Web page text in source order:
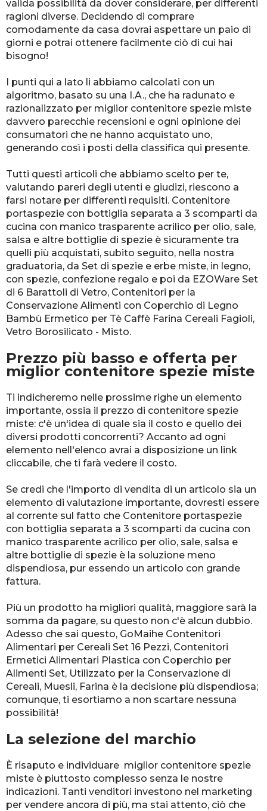
valida possibilità da dover considerare, per differenti
ragioni diverse. Decidendo di comprare
comodamente da casa dovrai aspettare un paio di
giorni e potrai ottenere facilmente ciò di cui hai
bisogno!
I punti qui a lato li abbiamo calcolati con un
algoritmo, basato su una I.A., che ha radunato e
razionalizzato per miglior contenitore spezie miste
davvero parecchie recensioni e ogni opinione dei
consumatori che ne hanno acquistato uno,
generando così i posti della classifica qui presente.
Tutti questi articoli che abbiamo scelto per te,
valutando pareri degli utenti e giudizi, riescono a
farsi notare per differenti requisiti. Contenitore
portaspezie con bottiglia separata a 3 scomparti da
cucina con manico trasparente acrilico per olio, sale,
salsa e altre bottiglie di spezie è sicuramente tra
quelli più acquistati, subito seguito, nella nostra
graduatoria, da Set di spezie e erbe miste, in legno,
con spezie, confezione regalo e poi da EZOWare Set
di 6 Barattoli di Vetro, Contenitori per la
Conservazione Alimenti con Coperchio di Legno
Bambù Ermetico per Tè Caffè Farina Cereali Fagioli,
Vetro Borosilicato - Misto.
Prezzo più basso e offerta per
miglior contenitore spezie miste
Ti indicheremo nelle prossime righe un elemento
importante, ossia il prezzo di contenitore spezie
miste: c'è un'idea di quale sia il costo e quello dei
diversi prodotti concorrenti? Accanto ad ogni
elemento nell'elenco avrai a disposizione un link
cliccabile, che ti farà vedere il costo.
Se credi che l'importo di vendita di un articolo sia un
elemento di valutazione importante, dovresti essere
al corrente sul fatto che Contenitore portaspezie
con bottiglia separata a 3 scomparti da cucina con
manico trasparente acrilico per olio, sale, salsa e
altre bottiglie di spezie è la soluzione meno
dispendiosa, pur essendo un articolo con grande
fattura.
Più un prodotto ha migliori qualità, maggiore sarà la
somma da pagare, su questo non c'è alcun dubbio.
Adesso che sai questo, GoMaihe Contenitori
Alimentari per Cereali Set 16 Pezzi, Contenitori
Ermetici Alimentari Plastica con Coperchio per
Alimenti Set, Utilizzato per la Conservazione di
Cereali, Muesli, Farina è la decisione più dispendiosa;
comunque, ti esortiamo a non scartare nessuna
possibilità!
La selezione del marchio
È risaputo e individuare miglior contenitore spezie
miste è piuttosto complesso senza le nostre
indicazioni. Tanti venditori investono nel marketing
per vendere ancora di più, ma stai attento, ciò che